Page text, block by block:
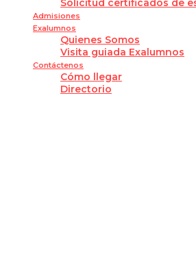
Solicitud certificados de
Admisiones
Exalumnos
Quienes Somos
Visita guiada Exalumnos
Contáctenos
Cómo llegar
Directorio